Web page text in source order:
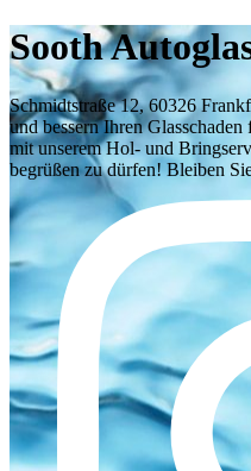
Sooth
Schmidtstraße 12, 60326
und bessern Ihren
mit unserem Hol- und
begrüßen zu dürfen! Bleiben